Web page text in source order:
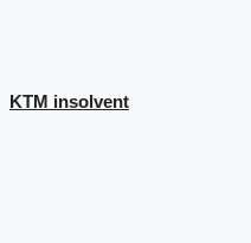
KTM insolvent